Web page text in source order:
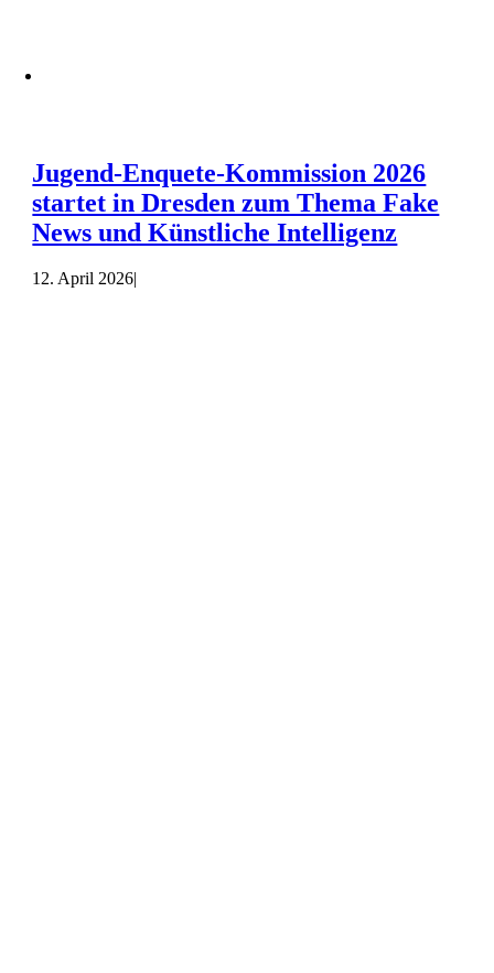
Jugend-Enquete-Kommission 2026
startet in Dresden zum Thema Fake
News und Künstliche Intelligenz
12. April 2026|